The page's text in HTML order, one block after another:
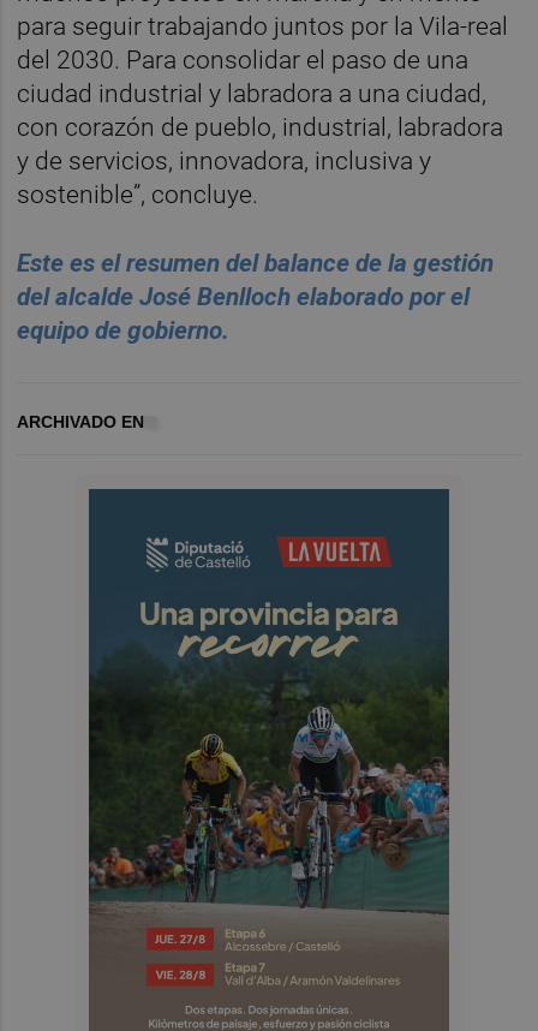
para seguir trabajando juntos por la Vila-real
del 2030. Para consolidar el paso de una
ciudad industrial y labradora a una ciudad,
con corazón de pueblo, industrial, labradora
y de servicios, innovadora, inclusiva y
sostenible”, concluye.
Este es el resumen del balance de la gestión
del alcalde José Benlloch elaborado por el
equipo de gobierno.
ARCHIVADO EN